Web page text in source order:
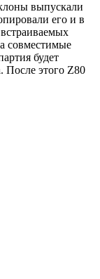
выпускали
его и в
совместимые
будет
После этого Z80